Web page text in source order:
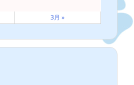
3月 »